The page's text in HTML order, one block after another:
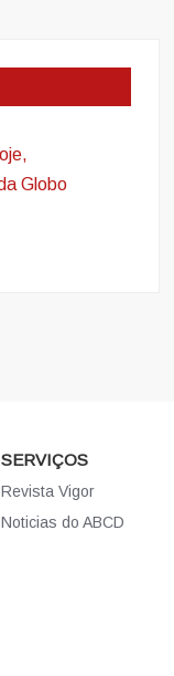
Globo
SERVIÇOS
Revista Vigor
Noticias do ABCD